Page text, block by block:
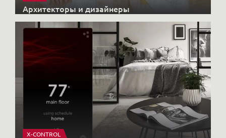
Архитекторы и дизайнеры
X-CONTROL